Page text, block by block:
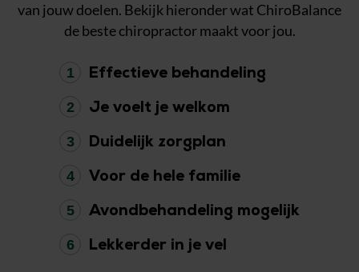
van jouw doelen. Bekijk hieronder wat ChiroBalance
de beste chiropractor maakt voor jou.
1 Effectieve behandeling
2 Je voelt je welkom
3 Duidelijk zorgplan
4 Voor de hele familie
5 Avondbehandeling mogelijk
6 Lekkerder in je vel